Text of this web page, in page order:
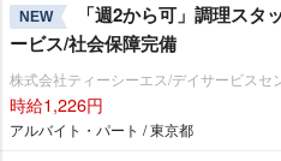
NEW
「週2から可」調理ス
ービス/社会保障完備
株式会社ティーシーエス/デイサービスセ
時給1,226円
アルバイト・パート / 東京都